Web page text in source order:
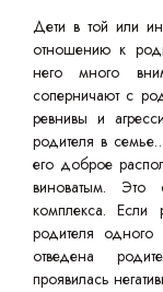
Дети в той или
отношению к
него много
соперничают с
ревнивы и
родителя в
его доброе
виноватым. Это
комплекса. Если
родителя
отведена
проявилась